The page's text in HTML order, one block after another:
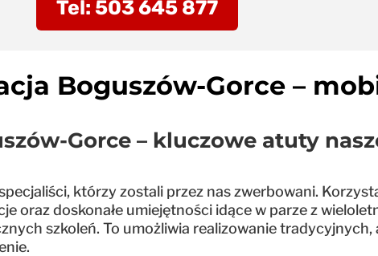
Tel: 503 645 877
Boguszów-Gorce –
Gorce – kluczowe atuty
którzy zostali przez nas zwerbowani.
oraz doskonałe umiejętności idące w parze z
szkoleń. To umożliwia realizowanie tradycyjnych,